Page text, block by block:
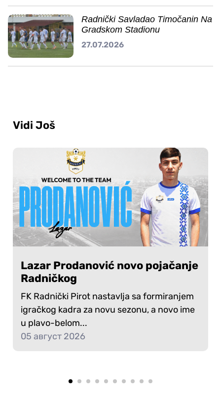
Radnički Savladao Timočanin Na
Gradskom Stadionu
27.07.2026
Vidi Još
Lazar Prodanović novo pojačanje
Radničkog
FK Radnički Pirot nastavlja sa formiranjem
igračkog kadra za novu sezonu, a novo ime
u plavo-belom...
05 август 2026